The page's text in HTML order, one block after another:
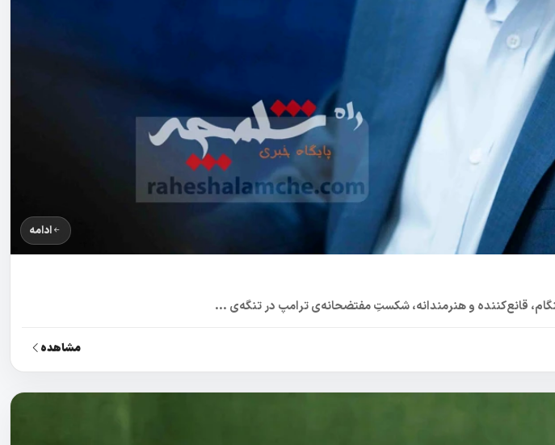
ادامه
قانع‌کننده و هنرمندانه، شکستِ مفتضحانه‌ی ترامپ در تنگه‌ی ...
مشاهده